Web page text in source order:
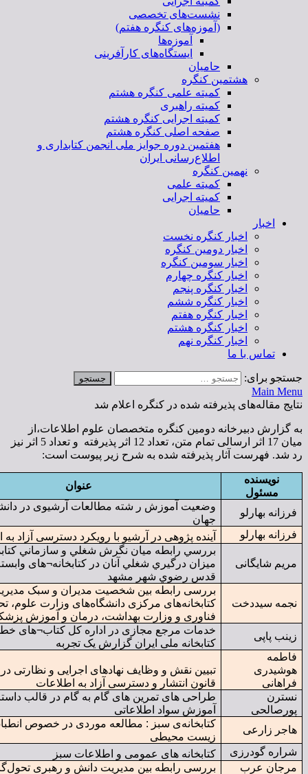
نشست‌های تخصصی
(آموزه‌های کنگره هفتم)
ایستگاه‌های کارآفرینی
کنگره
کمیته علمی کنگره هشتم
کمیته راهبری
کمیته اجرایی کنگره هشتم
صفحه اصلی کنگره هشتم
هفتمین دوره جوایز ملی انجمن کتابداری و
اطلاع‌رسانی ایران
کنگره
کمیته اجرایی
کنگره نخست
دومین کنگره
سومین کنگره
کنگره چهارم
کنگره پنجم
کنگره ششم
کنگره هفتم
کنگره هشتم
کنگره نهم
پذیرفته شده در کنگره اعلام شد
دومین کنگره متخصصان علوم اطلاعات،از
میان 17 اثر ارسالی تمام متن، تعداد 12 اثر پذیرفته و تعداد 5 اثر نیز
آثار پذیرفته شده به شرح زیر پیوست است:
وضعیت آموزش ر شته مطالعات آرشیوی در دانشگاه های
جهان
آینده پژوهی در آرشیو با رویکرد دسترسی آزاد به اسناد
بررسي رابطه ميان نگرش شغلي و سازماني کتابداران با
ميزان درگيري شغلي آنان در کتابخانه¬های وابسته به آستان
قدس رضوي شهر مشهد
بررسی رابطه بین شخصیت مدیران و سبک مدیریت آنها در
کتابخانه‌های مرکزی دانشگاه‌های وزارت علوم، تحقیقات و
فناوری و وزارت بهداشت، درمان و آموزش پزشکی ایران
خدمات مرجع مجازی در اداره کل کتاب
¬های خطی و نادر
کتابخانه ملی ایران گزارش یک تجربه
تبیین نقش و وظایف نهادهای اجرایی و نظارتی در پیاده سازی
قانون انتشار و دسترسی آزاد به اطلاعات
طراحی های تمرین های گام به گام در قالب داستان روشی در
آموزش سواد اطلاعاتی
کتابخانه‌ی سبز : مطالعه موردی در خصوص انطباق با شرایط
زیست محیطی
کتابخانه های عمومی و اطلاعات سبز
بررسی رابطه بین مدیریت دانش و رهبری تحول‌گرا میان